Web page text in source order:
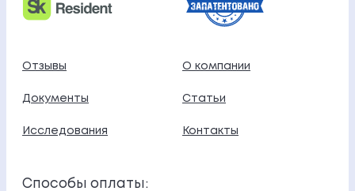
Отзывы О компании
Документы Статьи
Исследования Контакты
Способы оплаты: